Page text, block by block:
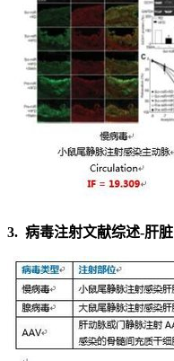
3. 病毒注射文献综述-肝脏